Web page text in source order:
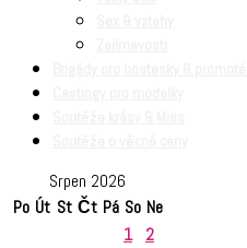
Srpen 2026
Po Út St Čt Pá So Ne
1
2